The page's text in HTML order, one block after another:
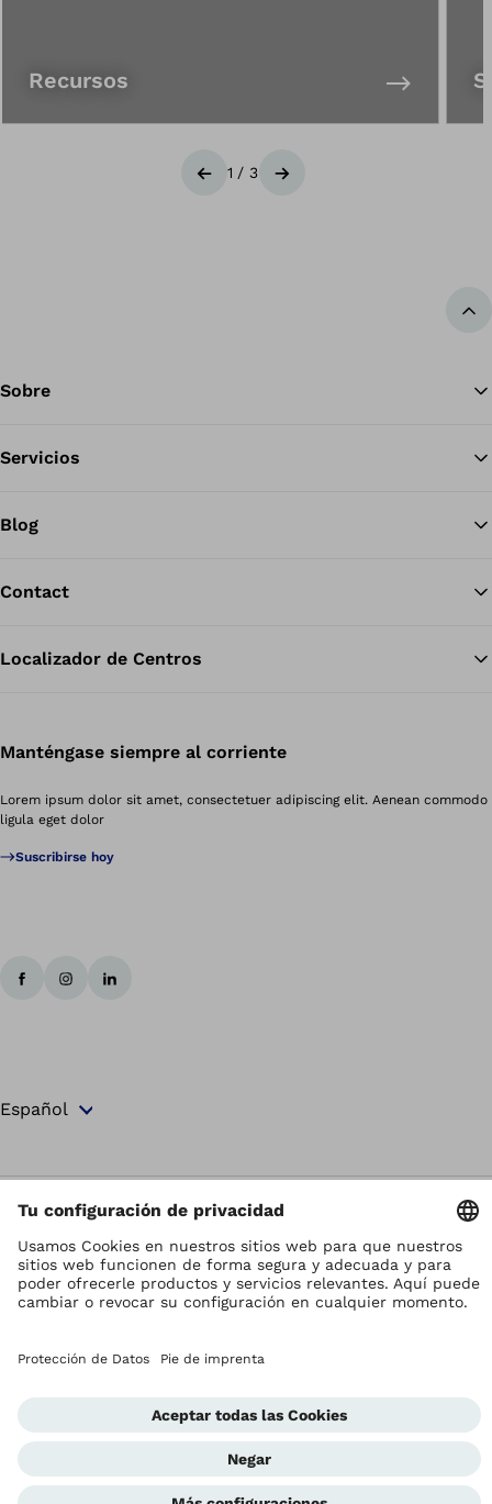
Recursos
Anterior
1 / 3 Siguiente
Sobre
Servicios
Blog
Contact
Localizador de Centros
Manténgase siempre al corriente
Lorem ipsum dolor sit amet, consectetuer adipiscing elit. Aenean commodo
ligula eget dolor
Suscribirse hoy
Los derechos de autor son propiedad de Ottobock
Ajustes de la protección de datos
Términos y Condiciones
Sistema de Notificación de la Conformidad